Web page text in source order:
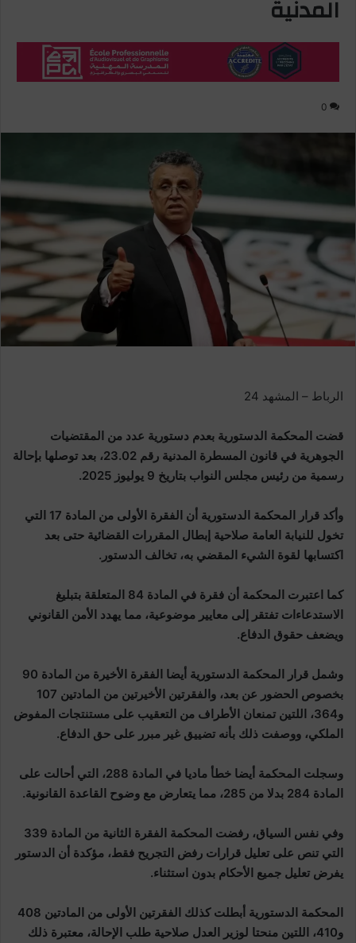
المدنية
0
الرباط – المشهد 24
قضت المحكمة الدستورية بعدم دستورية عدد من المقتضيات
الجوهرية في قانون المسطرة المدنية رقم 23.02، بعد توصلها بإحالة
رسمية من رئيس مجلس النواب بتاريخ 9 يوليوز 2025.
وأكد قرار المحكمة الدستورية أن الفقرة الأولى من المادة 17 التي
تخول للنيابة العامة صلاحية إبطال المقررات القضائية حتى بعد
اكتسابها لقوة الشيء المقضي به، تخالف الدستور.
كما اعتبرت المحكمة أن فقرة في المادة 84 المتعلقة بتبليغ
الاستدعاءات تفتقر إلى معايير موضوعية، مما يهدد الأمن القانوني
ويضعف حقوق الدفاع.
وشمل قرار المحكمة الدستورية أيضا الفقرة الأخيرة من المادة 90
بخصوص الحضور عن بعد، والفقرتين الأخيرتين من المادتين 107
و364، اللتين تمنعان الأطراف من التعقيب على مستنتجات المفوض
الملكي، ووصفت ذلك بأنه تضييق غير مبرر على حق الدفاع.
وسجلت المحكمة أيضا خطأ ماديا في المادة 288، التي أحالت على
المادة 284 بدلا من 285، مما يتعارض مع وضوح القاعدة القانونية.
وفي نفس السياق، رفضت المحكمة الفقرة الثانية من المادة 339
التي تنص على تعليل قرارات رفض التجريح فقط، مؤكدة أن الدستور
يفرض تعليل جميع الأحكام بدون استثناء.
المحكمة الدستورية أبطلت كذلك الفقرتين الأولى من المادتين 408
و410، اللتين منحتا لوزير العدل صلاحية طلب الإحالة، معتبرة ذلك